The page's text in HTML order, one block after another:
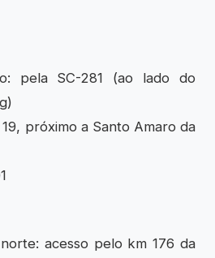
pela SC-281 (ao lado do
próximo a Santo Amaro da
acesso pelo km 176 da